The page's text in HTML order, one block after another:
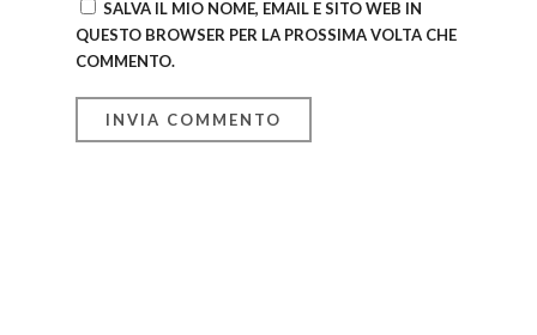
SALVA IL MIO NOME, EMAIL E SITO WEB IN
QUESTO BROWSER PER LA PROSSIMA VOLTA CHE
COMMENTO.